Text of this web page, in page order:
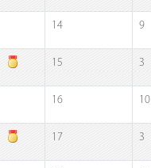
14 9
15 3
16 10
17 3